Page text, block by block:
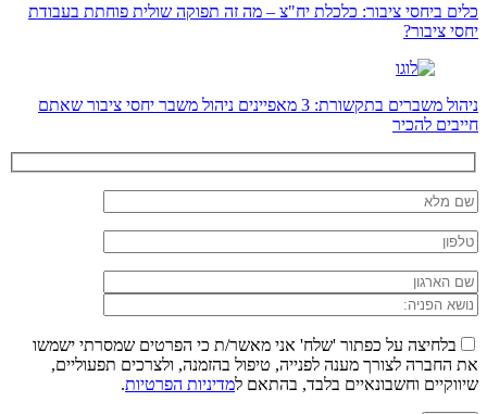
כלים ביחסי ציבור: כלכלת יח"צ – מה זה תפוקה שולית פוחתת בעבודת
יחסי ציבור?
ניהול משברים בתקשורת: 3 מאפיינים ניהול משבר יחסי ציבור שאתם
חייבים להכיר
בלחיצה על כפתור 'שלח' אני מאשר/ת כי הפרטים שמסרתי ישמשו
את החברה לצורך מענה לפנייה, טיפול בהזמנה, ולצרכים תפעוליים,
שיווקיים וחשבונאיים בלבד, בהתאם למדיניות הפרטיות.